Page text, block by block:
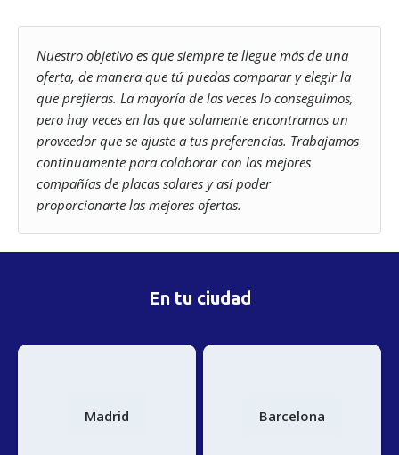
Nuestro objetivo es que siempre te llegue más de una
oferta, de manera que tú puedas comparar y elegir la
que prefieras. La mayoría de las veces lo conseguimos,
pero hay veces en las que solamente encontramos un
proveedor que se ajuste a tus preferencias. Trabajamos
continuamente para colaborar con las mejores
compañías de placas solares y así poder
proporcionarte las mejores ofertas.
En tu ciudad
Madrid Barcelona